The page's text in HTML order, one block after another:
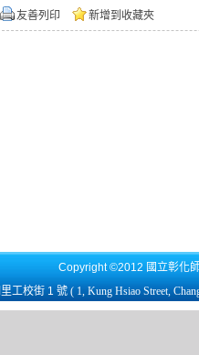
友善列印 新增到收藏夾
Copyright ©2012 國立彰化
工校街 1 號 ( 1, Kung Hsiao Street,